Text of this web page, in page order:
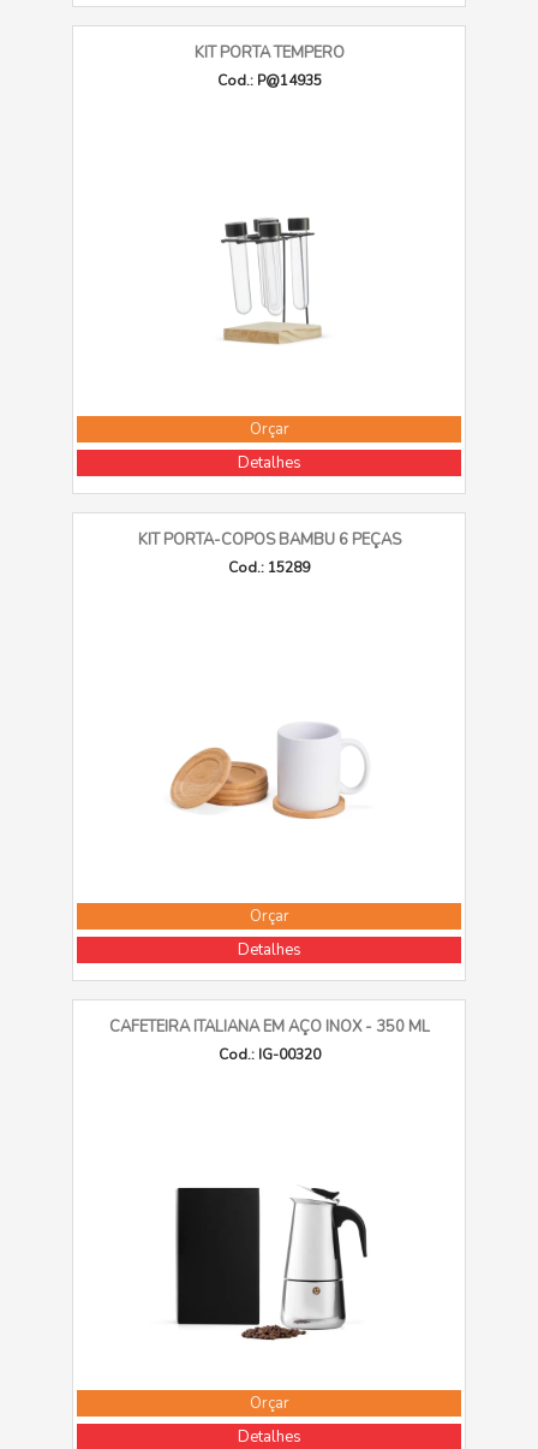
KIT PORTA TEMPERO
Cod.: P@14935
Orçar
Detalhes
KIT PORTA-COPOS BAMBU 6 PEÇAS
Cod.: 15289
Orçar
Detalhes
CAFETEIRA ITALIANA EM AÇO INOX - 350 ML
Cod.: IG-00320
Orçar
Detalhes